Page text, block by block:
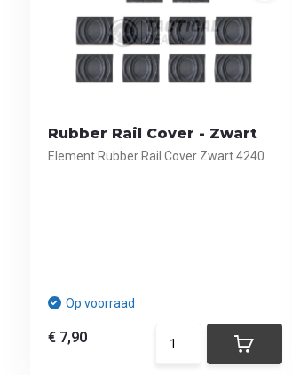
Rubber Rail Cover - Zwart
Element Rubber Rail Cover Zwart 4240
Op voorraad
€ 7,90